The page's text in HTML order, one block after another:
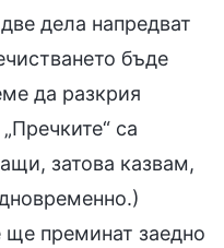
дела напредват
бъде
да разкрия
са
затова казвам,
преминат заедно